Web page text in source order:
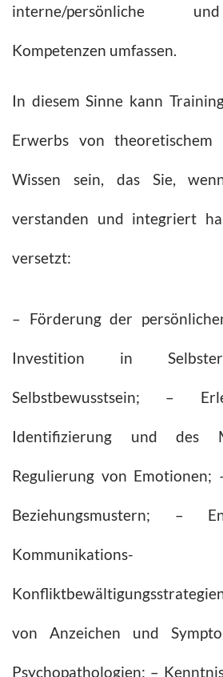
interne/persönliche
Kompetenzen umfassen.
In diesem Sinne kann
Erwerbs von theoretischem
Wissen sein, das Sie,
verstanden und integriert
versetzt:
– Förderung der
Investition in
Selbstbewusstsein; –
Identifizierung und des
Regulierung von Emotionen;
Beziehungsmustern; –
von Anzeichen und
Psychopathologien; –